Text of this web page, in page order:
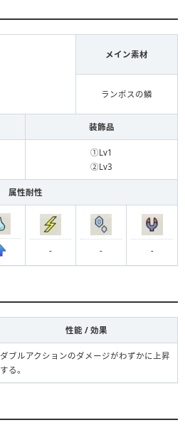
メイン素材
ランポスの鱗
装飾品
①Lv1
②Lv3
属性耐性
- - -
性能 / 効果
ダブルアクションのダメージがわずかに上昇
する。